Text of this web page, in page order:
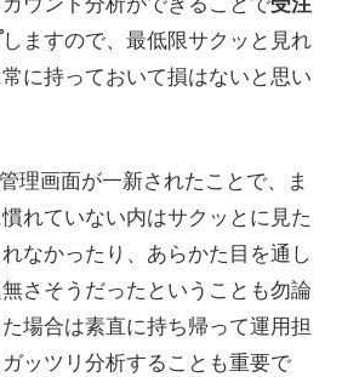
しますので、最低限サクッと見れ
に持っておいて損はないと思い
理画面が一新されたことで、ま
れていない内はサクッとに見た
なかったり、あらかた目を通し
さそうだったということも勿論
場合は素直に持ち帰って運用担
ッツリ分析することも重要で